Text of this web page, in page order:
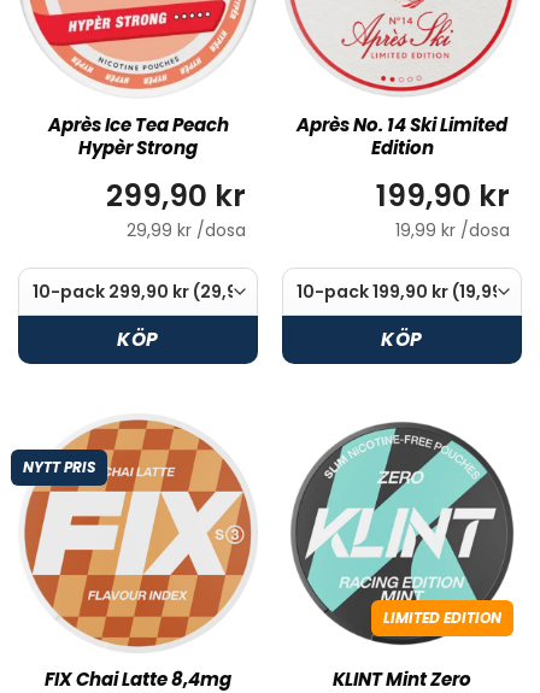
Après Ice Tea Peach
Hypèr Strong
299,90 kr
29,99 kr /dosa
KÖP
Après No. 14 Ski Limited
Edition
199,90 kr
19,99 kr /dosa
KÖP
NYTT PRIS
FIX Chai Latte 8,4mg
LIMITED EDITION
KLINT Mint Zero